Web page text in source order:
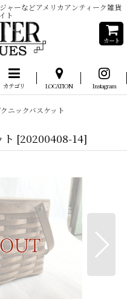
ャーなどアメリカアンティーク雑貨
ト
カート
カテゴリ LOCATION Instagram
ニックバスケット
[20200408-14]